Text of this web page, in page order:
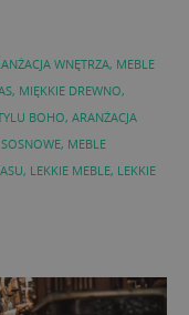
WNĘTRZA, MEBLE
, MIĘKKIE DREWNO,
BOHO, ARANŻACJA
, MEBLE
, LEKKIE MEBLE, LEKKIE